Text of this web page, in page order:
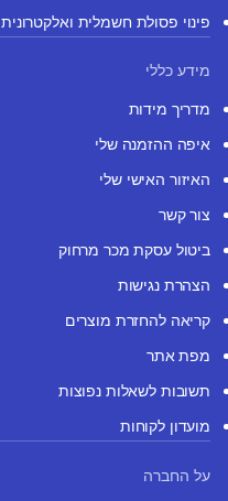
פינוי פסולת חשמלית ואלקטרונית
מידע כללי
מדריך מידות
איפה ההזמנה שלי
האיזור האישי שלי
צור קשר
ביטול עסקת מכר מרחוק
הצהרת נגישות
קריאה להחזרת מוצרים
מפת אתר
תשובות לשאלות נפוצות
מועדון לקוחות
על החברה